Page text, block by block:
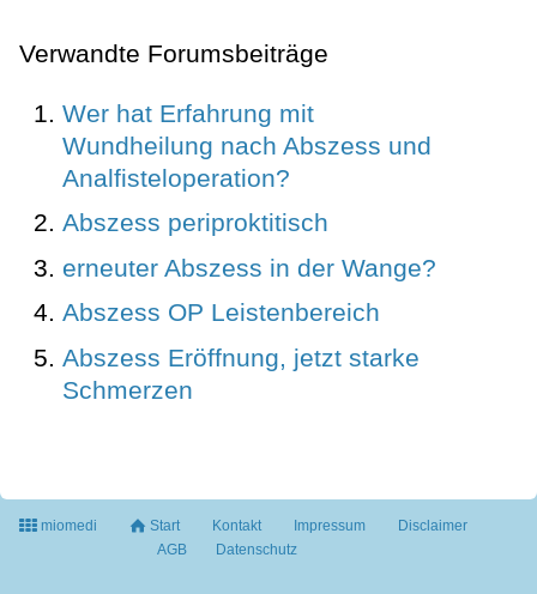
Verwandte Forumsbeiträge
Wer hat Erfahrung mit
Wundheilung nach Abszess und
Analfisteloperation?
Abszess periproktitisch
erneuter Abszess in der Wange?
Abszess OP Leistenbereich
Abszess Eröffnung, jetzt starke
Schmerzen
miomedi Start Kontakt Impressum
Disclaimer
AGB
Datenschutz